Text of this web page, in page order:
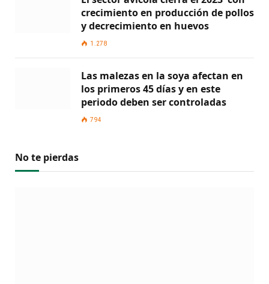
crecimiento en producción de pollos
y decrecimiento en huevos
1.278
Las malezas en la soya afectan en
los primeros 45 días y en este
periodo deben ser controladas
794
No te pierdas